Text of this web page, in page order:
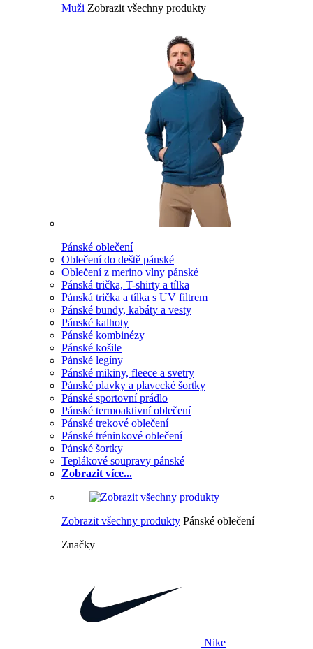
Muži Zobrazit všechny produkty
Pánské oblečení
Oblečení do deště pánské
Oblečení z merino vlny pánské
Pánská trička, T-shirty a tílka
Pánská trička a tílka s UV filtrem
Pánské bundy, kabáty a vesty
Pánské kalhoty
Pánské kombinézy
Pánské košile
Pánské legíny
Pánské mikiny, fleece a svetry
Pánské plavky a plavecké šortky
Pánské sportovní prádlo
Pánské termoaktivní oblečení
Pánské trekové oblečení
Pánské tréninkové oblečení
Pánské šortky
Teplákové soupravy pánské
Zobrazit více...
Zobrazit všechny produkty Pánské oblečení
Značky
Nike